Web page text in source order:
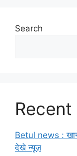
Search
Betul news : खाने
देखे न्यूज़